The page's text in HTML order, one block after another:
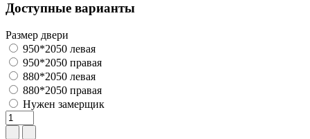
Доступные варианты
Размер двери
950*2050 левая
950*2050 правая
880*2050 левая
880*2050 правая
Нужен замерщик